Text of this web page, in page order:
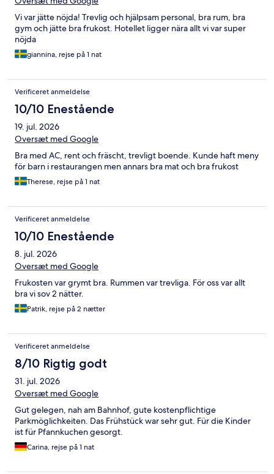
Vi var jätte nöjda! Trevlig och hjälpsam personal, bra rum, bra
gym och jätte bra frukost. Hotellet ligger nära allt vi var super
nöjda
giannina, rejse på 1 nat
Verificeret anmeldelse
10/10 Enestående
19. jul. 2026
Oversæt med Google
Bra med AC, rent och fräscht, trevligt boende. Kunde haft meny
för barn i restaurangen men annars bra mat och bra frukost
Therese, rejse på 1 nat
Verificeret anmeldelse
10/10 Enestående
8. jul. 2026
Oversæt med Google
Frukosten var grymt bra. Rummen var trevliga. För oss var allt
bra vi sov 2 nätter.
Patrik, rejse på 2 nætter
Verificeret anmeldelse
8/10 Rigtig godt
31. jul. 2026
Oversæt med Google
Gut gelegen, nah am Bahnhof, gute kostenpflichtige
Parkmöglichkeiten. Das Frühstück war sehr gut. Für die Kinder
ist für Pfannkuchen gesorgt.
Carina, rejse på 1 nat